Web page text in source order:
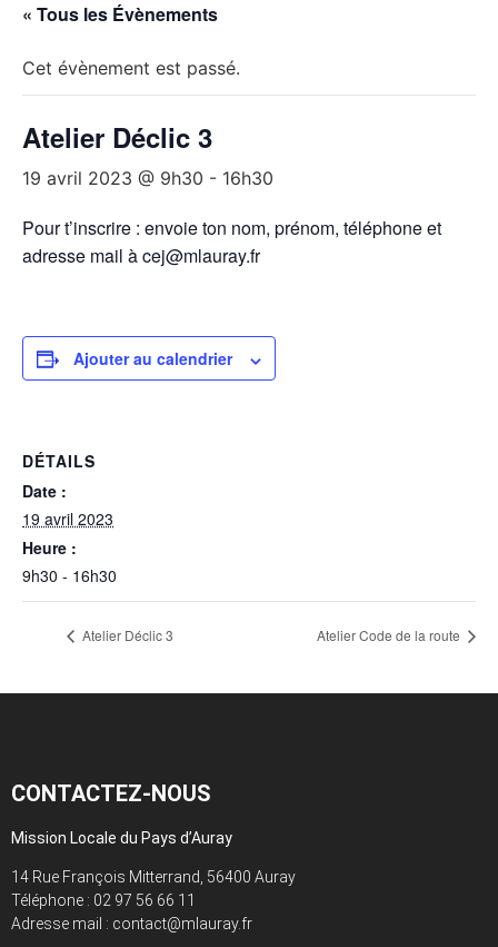
« Tous les Évènements
Cet évènement est passé.
Atelier Déclic 3
19 avril 2023 @ 9h30 - 16h30
Pour t’inscrire : envoie ton nom, prénom, téléphone et
adresse mail à cej@mlauray.fr
Ajouter au calendrier
DÉTAILS
Date :
19 avril 2023
Heure :
9h30 - 16h30
Atelier Déclic 3 Atelier Code de la route
CONTACTEZ-NOUS
Mission Locale du Pays d’Auray
14 Rue François Mitterrand, 56400 Auray
Téléphone : 02 97 56 66 11
Adresse mail : contact@mlauray.fr